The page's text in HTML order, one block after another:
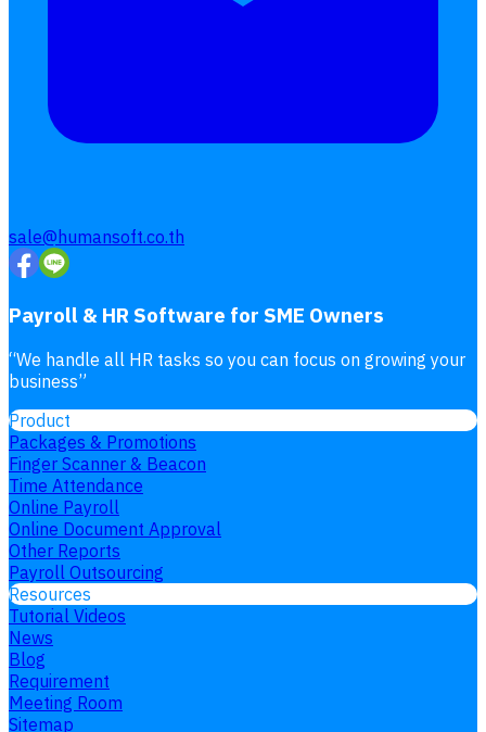
sale@humansoft.co.th
Payroll & HR Software for SME Owners
“We handle all HR tasks so you can focus on growing your
business”
Product
Packages & Promotions
Finger Scanner & Beacon
Time Attendance
Online Payroll
Online Document Approval
Other Reports
Payroll Outsourcing
Resources
Tutorial Videos
News
Blog
Requirement
Meeting Room
Sitemap